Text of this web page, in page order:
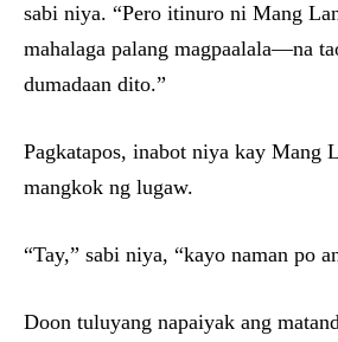
sabi niya. “Pero itinuro ni Mang
mahalaga palang magpaalala—na
dumadaan dito.”
Pagkatapos, inabot niya kay Mang
mangkok ng lugaw.
“Tay,” sabi niya, “kayo naman po
Doon tuluyang napaiyak ang